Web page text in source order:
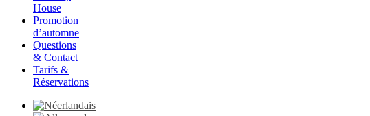
House
Promotion
d’automne
Questions
& Contact
Tarifs &
Réservations